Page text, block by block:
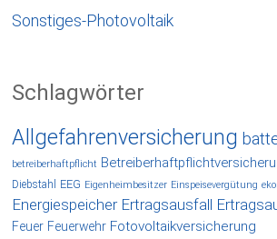
Sonstiges-Photovoltaik
Schlagwörter
Allgefahrenversicherung
betreiberhaftpflicht
Diebstahl
EEG Eigenheimbesitzer Einspeisevergütung
Energiespeicher Ertragsausfall
Feuer Feuerwehr Fotovoltaikversicherung